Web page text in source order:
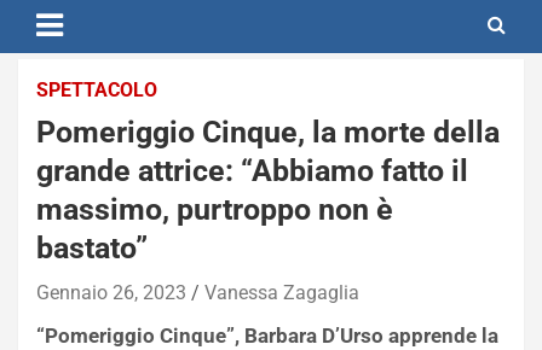
SPETTACOLO
Pomeriggio Cinque, la morte della
grande attrice: “Abbiamo fatto il
massimo, purtroppo non è
bastato”
Gennaio 26, 2023 Vanessa Zagaglia
“Pomeriggio Cinque”, Barbara D’Urso apprende la